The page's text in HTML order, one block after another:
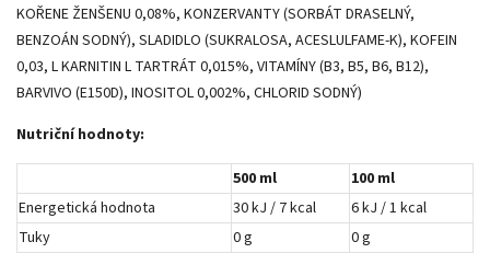
KOŘENE ŽENŠENU 0,08%, KONZERVANTY (SORBÁT DRASELNÝ,
BENZOÁN SODNÝ), SLADIDLO (SUKRALOSA, ACESLULFAME-K), KOFEIN
0,03, L KARNITIN L TARTRÁT 0,015%, VITAMÍNY (B3, B5, B6, B12),
BARVIVO (E150D), INOSITOL 0,002%, CHLORID SODNÝ)
Nutriční hodnoty:
500 ml
100 ml
Energetická hodnota
30 kJ / 7 kcal
6 kJ / 1 kcal
Tuky
0 g
0 g